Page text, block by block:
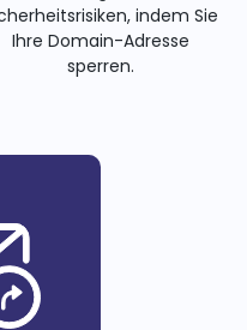
indem Sie
Ihre Domain-Adresse
sperren.